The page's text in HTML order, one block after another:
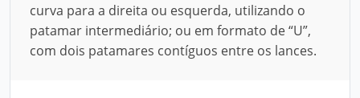
curva para a direita ou esquerda, utilizando o
patamar intermediário; ou em formato de “U”,
com dois patamares contíguos entre os lances.